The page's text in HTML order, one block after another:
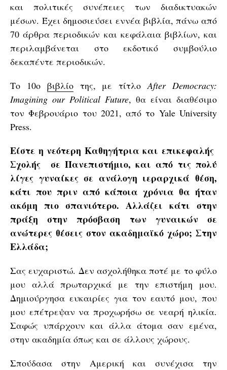
και πολιτικές συνέπειες των διαδικτυακών
μέσων. Έχει δημοσιεύσει εννέα βιβλία, πάνω από
70 άρθρα περιοδικών και κεφάλαια βιβλίων, και
περιλαμβάνεται στο εκδοτικό συμβούλιο
δεκαπέντε περιοδικών.
Το 10ο βιβλίοτης, με τίτλοAfter Democracy:
Imagining our Political Future, θα είναι διαθέσιμο
τον Φεβρουάριο του 2021, από το Yale University
Press.
Είστε η νεότερη Καθηγήτρια και επικεφαλής
Σχολής σε Πανεπιστήμιο, και από τις πολύ
λίγες γυναίκες σε ανάλογη ιεραρχικά θέση,
κάτι που πριν από κάποια χρόνια θα ήταν
ακόμη πιο σπανιότερο. Αλλάζει κάτι στην
πράξη στην πρόσβαση των γυναικών σε
ανώτερες θέσεις στον ακαδημαϊκό χώρο; Στην
Ελλάδα;
Σας ευχαριστώ. Δεν ασχολήθηκα ποτέ με το φύλο
μου αλλά πρωταρχικά με την επιστήμη μου.
Δημιούργησα ευκαιρίες για τον εαυτό μου, που
μου επέτρεψαν να προχωρήσω σε νεαρή ηλικία.
Σαφώς υπάρχουν και άλλα άτομα σαν εμένα,
στην ακαδημία όπως και σε άλλους χώρους.
Σπούδασα στην Αμερική και συνέχισα την